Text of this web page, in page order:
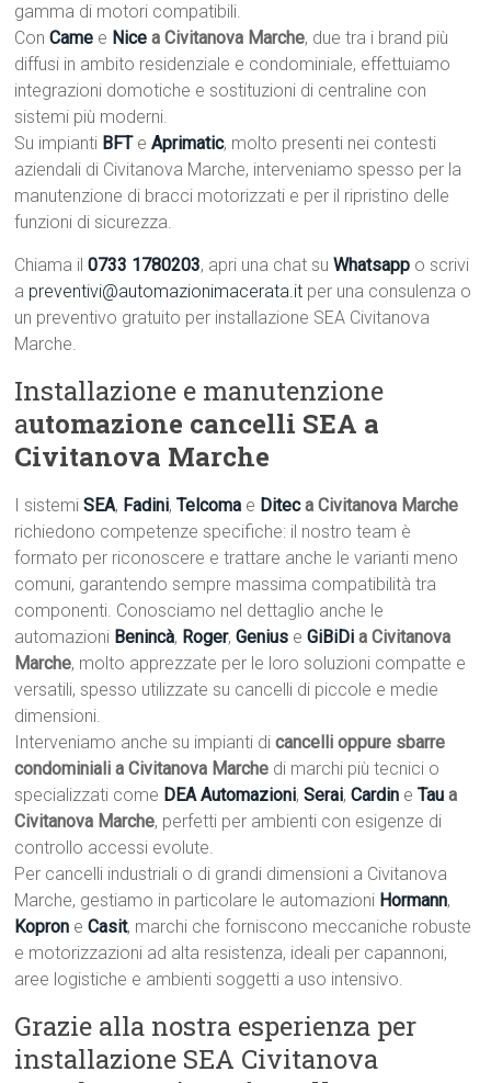
gamma di motori compatibili.
ConCame e Nice a Civitanova Marche, due tra i brand più
diffusi in ambito residenziale e condominiale, effettuiamo
integrazioni domotiche e sostituzioni di centraline con
sistemi più moderni.
Su impianti BFT eAprimatic, molto presenti nei contesti
aziendali di Civitanova Marche, interveniamo spesso per la
manutenzione di bracci motorizzati e per il ripristino delle
funzioni di sicurezza.
Chiama il0733 1780203, apri una chat suWhatsapp o scrivi
a preventivi@automazionimacerata.it per una consulenza o
un preventivo gratuito per installazione SEA Civitanova
Marche.
Installazione e manutenzione
automazione cancelli SEA a
Civitanova Marche
I sistemiSEA, Fadini,Telcoma e Diteca Civitanova Marche
richiedono competenze specifiche: il nostro team è
formato per riconoscere e trattare anche le varianti meno
comuni, garantendo sempre massima compatibilità tra
componenti. Conosciamo nel dettaglio anche le
automazioni Benincà, Roger,Genius eGiBiDi a Civitanova
Marche, molto apprezzate per le loro soluzioni compatte e
versatili, spesso utilizzate su cancelli di piccole e medie
dimensioni.
Interveniamo anche su impianti dicancelli oppure sbarre
condominiali a Civitanova Marche di marchi più tecnici o
specializzati come DEA Automazioni,Serai,Cardin eTau a
Civitanova Marche, perfetti per ambienti con esigenze di
controllo accessi evolute.
Per cancelli industriali o di grandi dimensioni a Civitanova
Marche, gestiamo in particolare le automazioni Hormann,
Kopron eCasit, marchi che forniscono meccaniche robuste
e motorizzazioni ad alta resistenza, ideali per capannoni,
aree logistiche e ambienti soggetti a uso intensivo.
Grazie alla nostra esperienza per
installazione SEA Civitanova